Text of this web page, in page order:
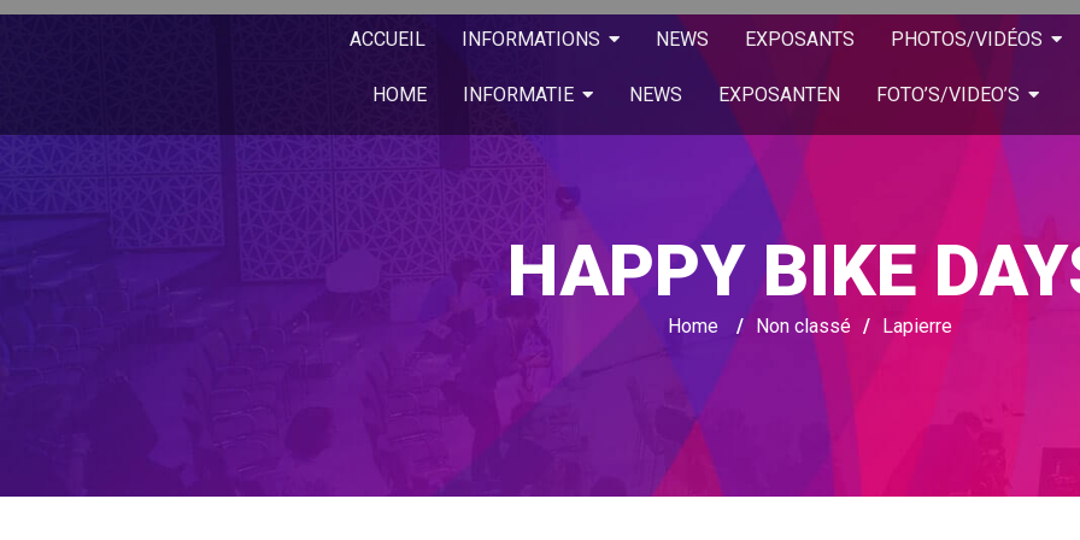
ACCUEIL INFORMATIONS NEWS EXPOSANTS PHOTOS/VIDÉOS
HOME INFORMATIE NEWS EXPOSANTEN FOTO’S/VIDEO’S
HAPPY BIKE
Home / Non classé / Lapierre